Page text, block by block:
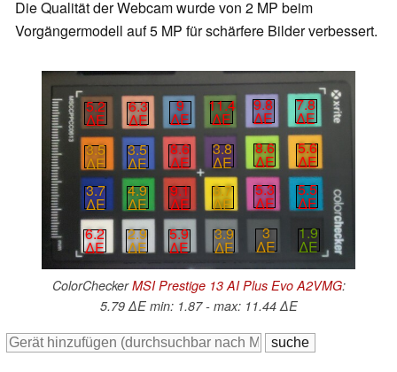
Die Qualität der Webcam wurde von 2 MP beim
Vorgängermodell auf 5 MP für schärfere Bilder verbessert.
5.2
∆E
6.3
∆E
9
∆E
11.4
∆E
9.8
∆E
7.8
∆E
3.5
∆E
3.5
∆E
8.6
∆E
3.8
∆E
8.6
∆E
5.6
∆E
3.7
∆E
4.9
∆E
9.1
∆E
3.7
∆E
5.3
∆E
5.5
∆E
6.2
∆E
2.9
∆E
5.9
∆E
3.9
∆E
3
∆E
1.9
∆E
ColorCheckerMSI Prestige 13 AI Plus Evo A2VMG:
5.79 ∆E min: 1.87 - max: 11.44 ∆E